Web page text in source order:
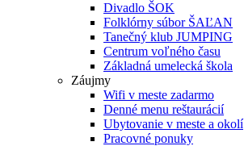
Divadlo ŠOK
Folklórny súbor ŠAĽAN
Tanečný klub JUMPING
Centrum voľného času
Základná umelecká škola
Záujmy
Wifi v meste zadarmo
Denné menu reštaurácií
Ubytovanie v meste a okolí
Pracovné ponuky